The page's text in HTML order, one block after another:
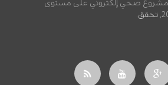
مشروع صحي إلكتروني على مستوى
تحقق.